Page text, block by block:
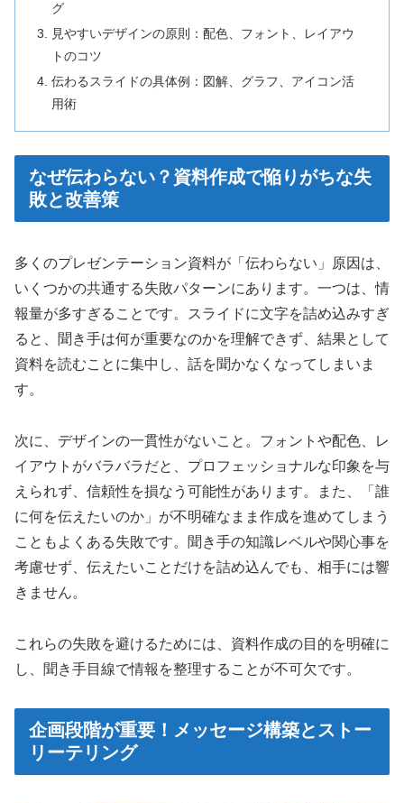
グ
見やすいデザインの原則：配色、フォント、レイアウ
トのコツ
伝わるスライドの具体例：図解、グラフ、アイコン活
用術
なぜ伝わらない？資料作成で陥りがちな失
敗と改善策
多くのプレゼンテーション資料が「伝わらない」原因は、
いくつかの共通する失敗パターンにあります。一つは、情
報量が多すぎることです。スライドに文字を詰め込みすぎ
ると、聞き手は何が重要なのかを理解できず、結果として
資料を読むことに集中し、話を聞かなくなってしまいま
す。
次に、デザインの一貫性がないこと。フォントや配色、レ
イアウトがバラバラだと、プロフェッショナルな印象を与
えられず、信頼性を損なう可能性があります。また、「誰
に何を伝えたいのか」が不明確なまま作成を進めてしまう
こともよくある失敗です。聞き手の知識レベルや関心事を
考慮せず、伝えたいことだけを詰め込んでも、相手には響
きません。
これらの失敗を避けるためには、資料作成の目的を明確に
し、聞き手目線で情報を整理することが不可欠です。
企画段階が重要！メッセージ構築とストー
リーテリング